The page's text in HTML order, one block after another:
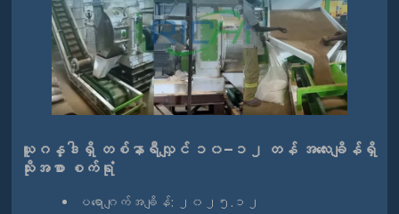
ယူဂန္ဒါရှိ တစ်နာရီလျှင် ၁၀–၁၂ တန် အလေးချိန်ရှိ
သိုးအစာ စက်ရုံ
ပရောဂျက်အချိန်: ၂၀၂၅.၁၂